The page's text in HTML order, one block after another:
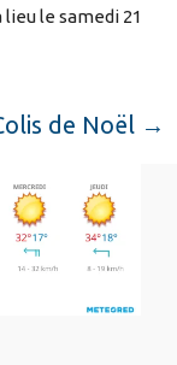
le samedi 21
de Noël →